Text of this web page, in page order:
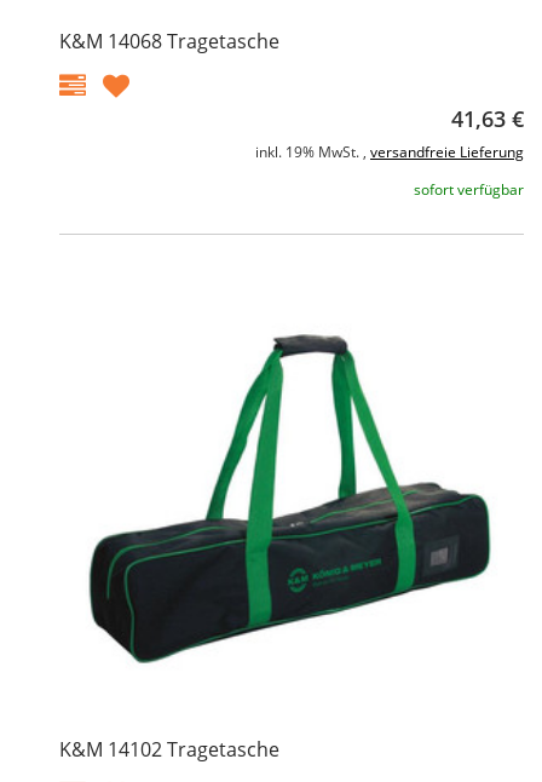
K&M 14068 Tragetasche
41,63 €
inkl. 19% MwSt. , versandfreie Lieferung
sofort verfügbar
K&M 14102 Tragetasche